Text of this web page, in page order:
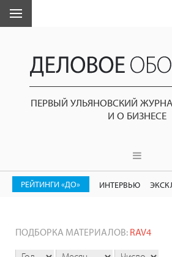
ПЕРВЫЙ УЛЬЯНОВСКИЙ
И О БИЗНЕСЕ
РЕЙТИНГИ «ДО» ИНТЕРВЬЮ
ПОДБОРКА МАТЕРИАЛОВ: RAV4